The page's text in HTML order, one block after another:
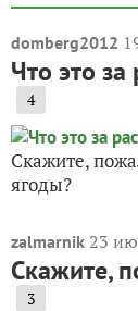
domberg2012
Что это
4
Скажите,
ягоды?
zalmarnik 23
Скажите,
3